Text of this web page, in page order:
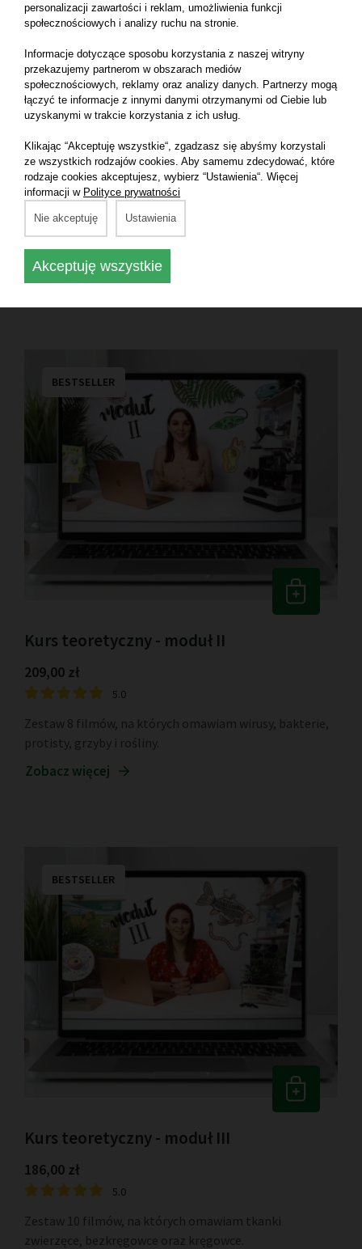
Kurs teoretyczny - moduł I
186,00 zł
5.0
Zestaw 7 filmów, na których omawiam chemiczne
podstawy życia, komórkę oraz metabolizm
Zobacz więcej
BESTSELLER
Kurs teoretyczny - moduł II
209,00 zł
5.0
Zestaw 8 filmów, na których omawiam wirusy, bakterie,
protisty, grzyby i rośliny.
Zobacz więcej
BESTSELLER
Kurs teoretyczny - moduł III
186,00 zł
5.0
Zestaw 10 filmów, na których omawiam tkanki
zwierzęce, bezkręgowce oraz kręgowce.
personalizacji zawartości i reklam, umożliwienia funkcji
społecznościowych i analizy ruchu na stronie.
Informacje dotyczące sposobu korzystania z naszej witryny
przekazujemy partnerom w obszarach mediów
społecznościowych, reklamy oraz analizy danych. Partnerzy mogą
łączyć te informacje z innymi danymi otrzymanymi od Ciebie lub
uzyskanymi w trakcie korzystania z ich usług.
Klikając “Akceptuję wszystkie“, zgadzasz się abyśmy korzystali
ze wszystkich rodzajów cookies. Aby samemu zdecydować, które
rodzaje cookies akceptujesz, wybierz “Ustawienia“. Więcej
informacji w Polityce prywatności
Nie akceptuję Ustawienia
Akceptuję wszystkie